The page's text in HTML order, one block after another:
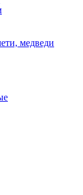
медведи